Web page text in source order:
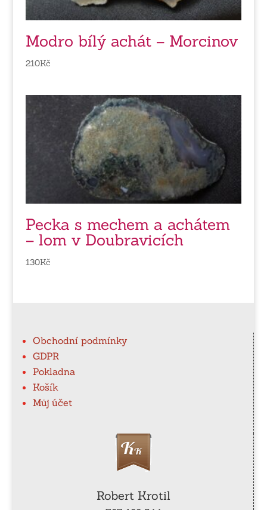
Modro bílý achát – Morcinov
210Kč
Pecka s mechem a achátem
– lom v Doubravicích
130Kč
Obchodní podmínky
GDPR
Pokladna
Košík
Můj účet
Robert Krotil